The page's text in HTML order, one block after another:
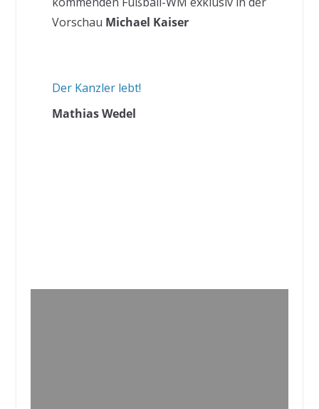
Vorschau Michael Kaiser
Der Kanzler lebt!
Mathias Wedel